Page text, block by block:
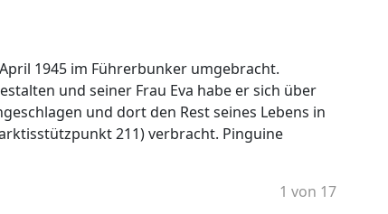
1945 im Führerbunker umgebracht.
und seiner Frau Eva habe er sich über
und dort den Rest seines Lebens in
211) verbracht. Pinguine
1 von 17